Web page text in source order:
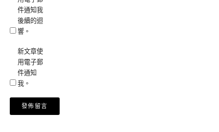
件通知我
後續的迴
響。
新文章使
用電子郵
件通知
我。